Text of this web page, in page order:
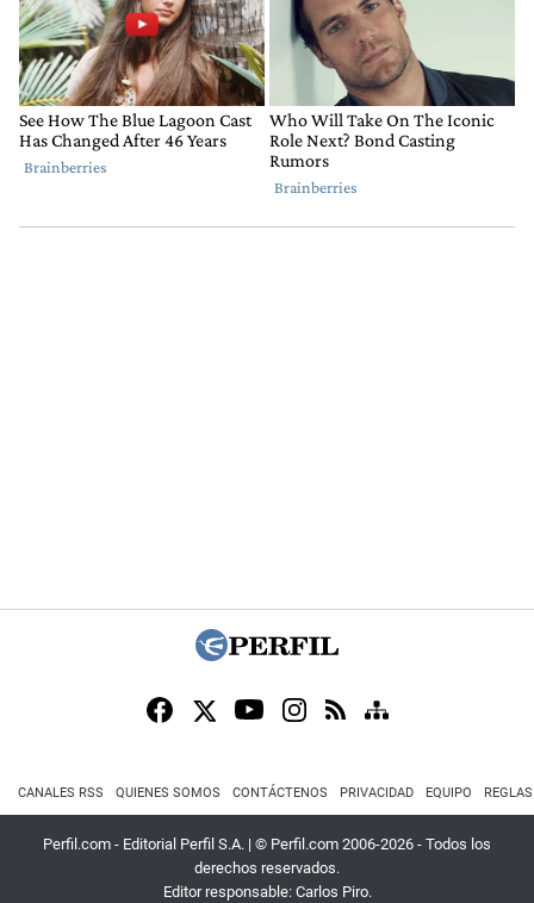
CANALES RSS QUIENES SOMOS CONTÁCTENOS PRIVACIDAD EQUIPO
Perfil.com - Editorial Perfil S.A. | © Perfil.com 2006-2026 - Todos los
derechos reservados.
Editor responsable: Carlos Piro.